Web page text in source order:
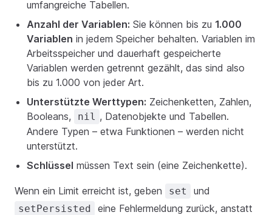
umfangreiche Tabellen.
Anzahl der Variablen: Sie können bis zu 1.000
Variablen in jedem Speicher behalten. Variablen im
Arbeitsspeicher und dauerhaft gespeicherte
Variablen werden getrennt gezählt, das sind also
bis zu 1.000 von jeder Art.
Unterstützte Werttypen: Zeichenketten, Zahlen,
Booleans,
nil , Datenobjekte und Tabellen.
Andere Typen – etwa Funktionen – werden nicht
unterstützt.
Schlüssel müssen Text sein (eine Zeichenkette).
Wenn ein Limit erreicht ist, geben set und
setPersisted
eine Fehlermeldung zurück, anstatt